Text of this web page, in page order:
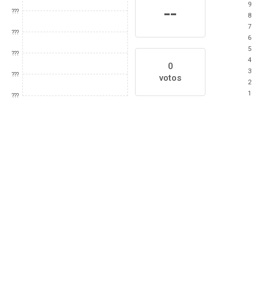
???
???
???
???
???
--
0
votos
9
8
7
6
5
4
3
2
1